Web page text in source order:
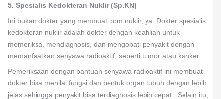
5. Spesialis Kedokteran Nuklir (Sp.KN)
Ini bukan dokter yang membuat bom nuklir, ya. Dokter spesialis
kedokteran nuklir adalah dokter dengan keahlian untuk
memeriksa, mendiagnosis, dan mengobati penyakit dengan
memanfaatkan senyawa radioaktif, seperti tumor atau kanker.
Pemeriksaan dengan bantuan senyawa radioaktif ini membuat
dokter bisa menilai fungsi dan bentuk organ tubuh dengan lebih
jelas sehingga penyakit bisa terdiagnosis lebih cepat. Selain itu,